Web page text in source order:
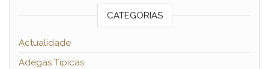
CATEGORIAS
Actualidade
Adegas Típicas